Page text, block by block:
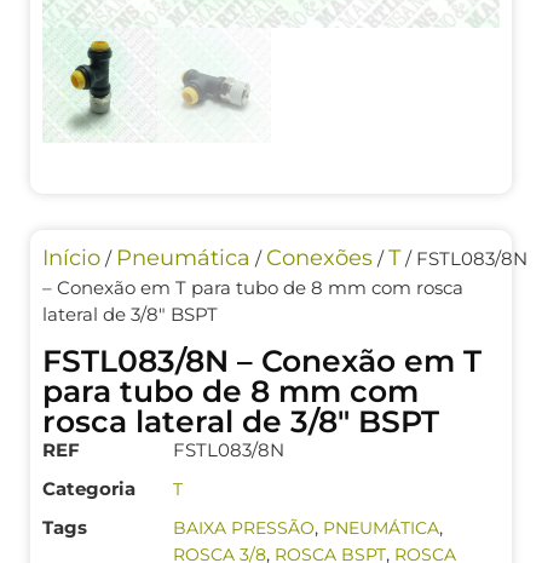
Início / Pneumática / Conexões /T/ FSTL083/8N
– Conexão em T para tubo de 8 mm com rosca
lateral de 3/8″ BSPT
FSTL083/8N – Conexão em T
para tubo de 8 mm com
rosca lateral de 3/8″ BSPT
REF
FSTL083/8N
Categoria
T
Tags BAIXA PRESSÃO, PNEUMÁTICA,
ROSCA 3/8, ROSCA BSPT, ROSCA